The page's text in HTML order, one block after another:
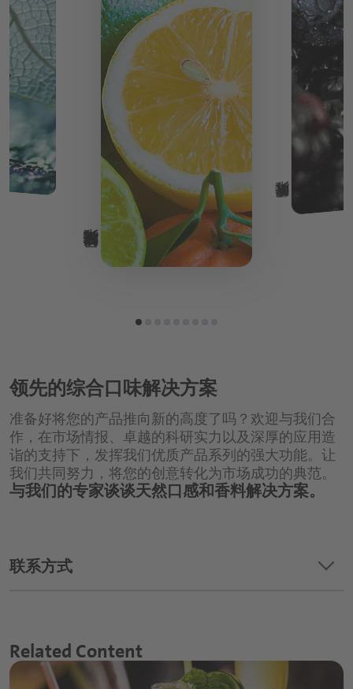
领先的综合口味解决方案
准备好将您的产品推向新的高度了吗？欢迎与我们合
作，在市场情报、卓越的科研实力以及深厚的应用造
诣的支持下，发挥我们优质产品系列的强大功能。让
我们共同努力，将您的创意转化为市场成功的典范。
与我们的专家谈谈天然口感和香料解决方案。
联系方式 keyboard_arrow_down
Related Content